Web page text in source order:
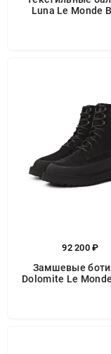
Luna Le Monde
92 200 ₽
Замшевые
Dolomite Le